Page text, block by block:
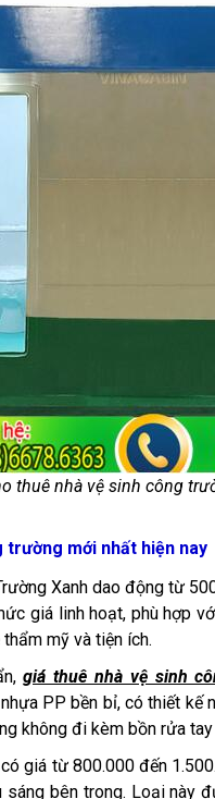
thuê nhà vệ sinh công
trường mới nhất hiện nay
Xanh dao động từ
giá linh hoạt, phù hợp
mỹ và tiện ích.
giá thuê nhà vệ sinh
PP bền bỉ, có thiết kế
không đi kèm bồn rửa
giá từ 800.000 đến
sáng bên trong. Loại